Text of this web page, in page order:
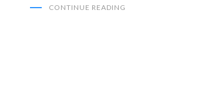
CONTINUE READING